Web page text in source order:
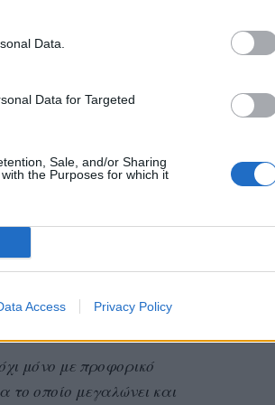
Data.
Data for Targeted
Sale, and/or Sharing
the Purposes for which it
Access Privacy Policy
σε όλες τις
καταστήματα που
δίκαια όλο τον ροδιακό
το τελευταίο
το έχουν βάλει στο
μόνο με προφορικό
το οποίο μεγαλώνει και